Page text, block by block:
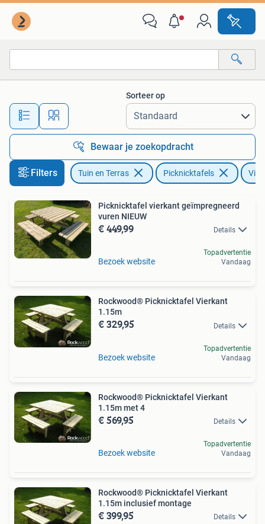
Alle afstanden…
Sorteer op
Bewaar je zoekopdracht
Filters Tuin en Terras Picknicktafels
Picknicktafel vierkant geïmpregneerd
vuren NIEUW
€ 449,99 Details
Bezoek website
Topadvertentie
Vandaag
Rockwood® Picknicktafel Vierkant
1.15m
€ 329,95 Details
Bezoek website
Topadvertentie
Vandaag
Rockwood® Picknicktafel Vierkant
1.15m met 4
€ 569,95 Details
Bezoek website
Topadvertentie
Vandaag
Rockwood® Picknicktafel Vierkant
1.15m inclusief montage
€ 399,95 Details